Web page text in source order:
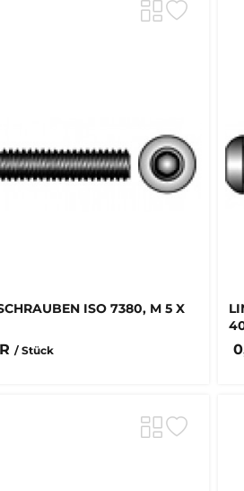
ISO 7380, M 5 X
/ Stück